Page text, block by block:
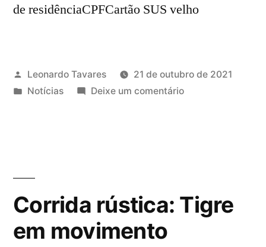
de residênciaCPFCartão SUS velho
Leonardo Tavares
21 de outubro de 2021
Notícias
Deixe um comentário
Corrida rústica: Tigre
em movimento